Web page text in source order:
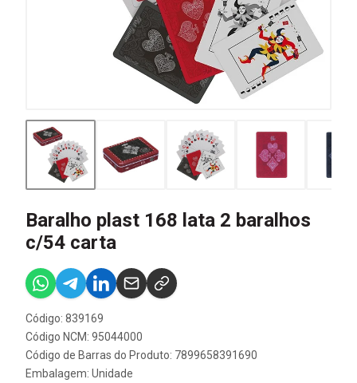
Baralho plast 168 lata 2 baralhos
c/54 carta
Código: 839169
Código NCM: 95044000
Código de Barras do Produto: 7899658391690
Embalagem: Unidade